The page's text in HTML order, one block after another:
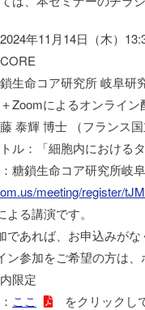
年11月14日（木）
生命コア研究所 岐阜研
によるオンライン
泰輝 博士 （フランス
ル：「細胞内における
糖鎖生命コア研究所岐
meeting/register/
る講演です。
であれば、お申込みがな
ン参加をご希望の方は、
限定
ここ をクリックし